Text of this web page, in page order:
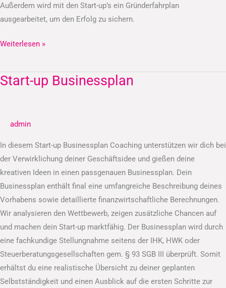
Außerdem wird mit den Start-up’s ein Gründerfahrplan
ausgearbeitet, um den Erfolg zu sichern.
Weiterlesen »
Start-up Businessplan
admin
In diesem Start-up Businessplan Coaching unterstützen wir dich bei
der Verwirklichung deiner Geschäftsidee und gießen deine
kreativen Ideen in einen passgenauen Businessplan. Dein
Businessplan enthält final eine umfangreiche Beschreibung deines
Vorhabens sowie detaillierte finanzwirtschaftliche Berechnungen.
Wir analysieren den Wettbewerb, zeigen zusätzliche Chancen auf
und machen dein Start-up marktfähig. Der Businessplan wird durch
eine fachkundige Stellungnahme seitens der IHK, HWK oder
Steuerberatungsgesellschaften gem. § 93 SGB III überprüft. Somit
erhältst du eine realistische Übersicht zu deiner geplanten
Selbstständigkeit und einen Ausblick auf die ersten Schritte zur
Start-